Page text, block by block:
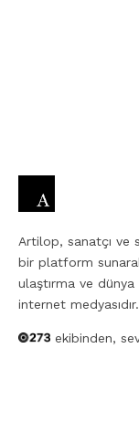
Artilop, sanatçı ve
bir platform
ulaştırma ve
internet medyasıdır.
ekibinden,